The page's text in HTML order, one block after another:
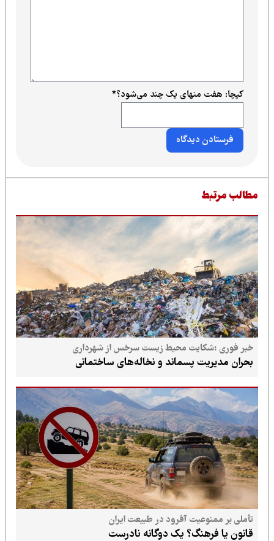
کپچا: هفت منهای یک چند می‌شود؟*
مرتبط
خبر فوری :شکایت محیط زیست سرخس از شهرداری
بحران مدیریت پسماند و نخاله‌های ساختمانی
تأملی بر ممنوعیت آفرود در طبیعت ایران
قانون یا فرهنگ؟ یک دوگانه نادرست